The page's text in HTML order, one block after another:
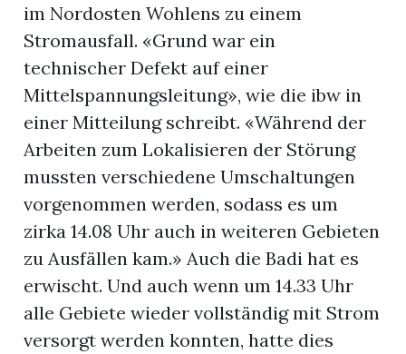
im Nordosten Wohlens zu einem
Stromausfall. «Grund war ein
technischer Defekt auf einer
Mittelspannungsleitung», wie die ibw in
einer Mitteilung schreibt. «Während der
Arbeiten zum Lokalisieren der Störung
mussten verschiedene Umschaltungen
vorgenommen werden, sodass es um
zirka 14.08 Uhr auch in weiteren Gebieten
zu Ausfällen kam.» Auch die Badi hat es
erwischt. Und auch wenn um 14.33 Uhr
alle Gebiete wieder vollständig mit Strom
versorgt werden konnten, hatte dies